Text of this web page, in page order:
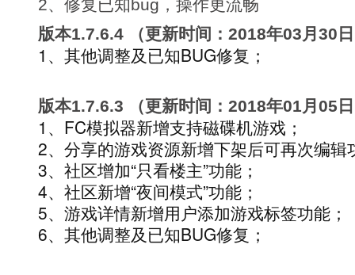
2、修复已知bug，操作更流畅
版本1.7.6.4 （更新时间：2018年03月30
1、其他调整及已知BUG修复；
版本1.7.6.3 （更新时间：2018年01月05
1、FC模拟器新增支持磁碟机游戏；
2、分享的游戏资源新增下架后可再次编辑
3、社区增加“只看楼主”功能；
4、社区新增“夜间模式”功能；
5、游戏详情新增用户添加游戏标签功能；
6、其他调整及已知BUG修复；